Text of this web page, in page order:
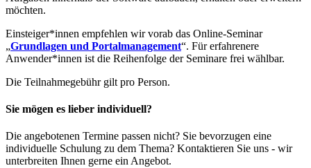
möchten.
Einsteiger*innen empfehlen wir vorab das Online-Seminar
„Grundlagen und Portalmanagement“. Für erfahrenere
Anwender*innen ist die Reihenfolge der Seminare frei wählbar.
Die Teilnahmegebühr gilt pro Person.
Sie mögen es lieber individuell?
Die angebotenen Termine passen nicht? Sie bevorzugen eine
individuelle Schulung zu dem Thema? Kontaktieren Sie uns - wir
unterbreiten Ihnen gerne ein Angebot.